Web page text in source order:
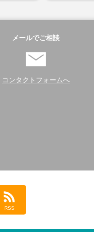
メールでご相談
コンタクトフォームへ
RSS